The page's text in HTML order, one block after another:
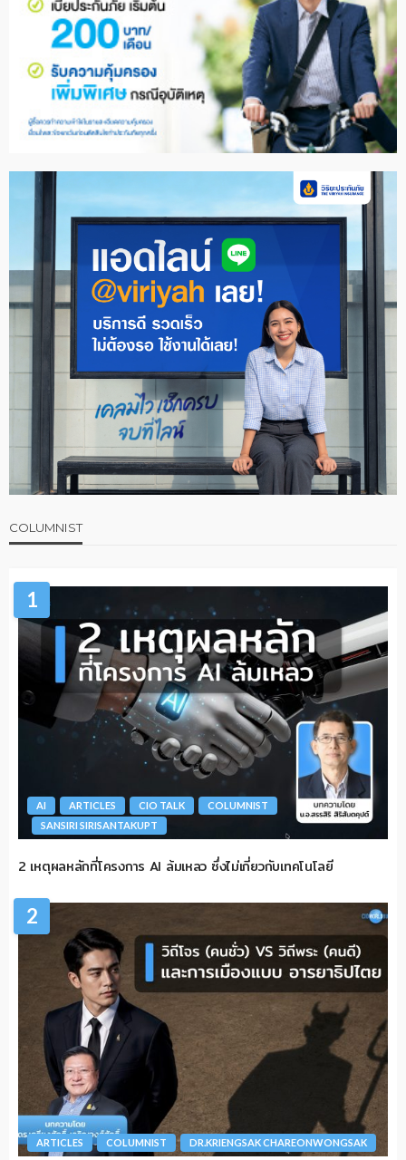
COLUMNIST
1
AI ARTICLES CIO TALK
COLUMNIST
SANSIRI SIRISANTAKUPT
2 เหตุผลหลักที่โครงการ AI ล้มเหลว ซึ่งไม่เกี่ยวกับเทคโนโลยี
2
ARTICLES COLUMNIST DR.KRIENGSAK CHAREONWONGSAK